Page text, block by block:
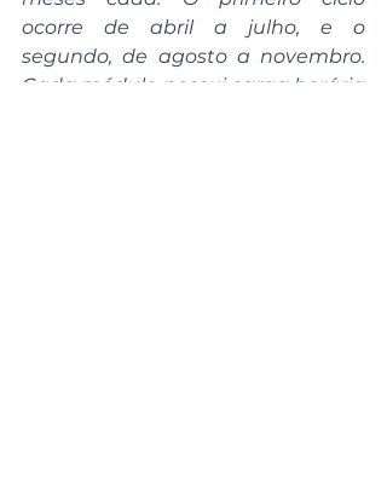
ocorre de abril a julho, e o
segundo, de agosto a novembro.
Cada módulo possui carga horária